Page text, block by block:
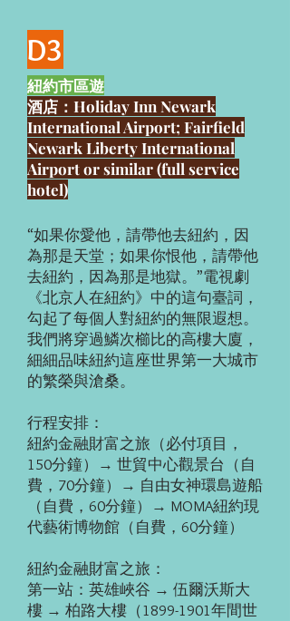
D3
紐約市區遊
酒店：Holiday Inn Newark
International Airport; Fairfield
Newark Liberty International
Airport or similar (full service
hotel)
“如果你愛他，請帶他去紐約，因
為那是天堂；如果你恨他，請帶他
去紐約，因為那是地獄。”電視劇
《北京人在紐約》中的這句臺詞，
勾起了每個人對紐約的無限遐想。
我們將穿過鱗次櫛比的高樓大廈，
細細品味紐約這座世界第一大城市
的繁榮與滄桑。
行程安排：
紐約金融財富之旅（必付項目，
150分鐘）→ 世貿中心觀景台（自
費，70分鐘）→ 自由女神環島遊船
（自費，60分鐘）→ MOMA紐約現
代藝術博物館（自費，60分鐘）
紐約金融財富之旅：
第一站：英雄峽谷 → 伍爾沃斯大
樓 → 柏路大樓（1899-1901年間世